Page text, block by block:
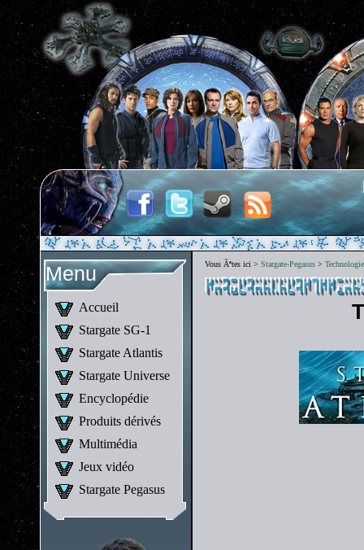
Menu
Accueil
Stargate SG-1
Stargate Atlantis
Stargate Universe
Encyclopédie
Produits dérivés
Multimédia
Jeux vidéo
Stargate Pegasus
Vous Ãªtes ici > Stargate-Pegasus > Technologie